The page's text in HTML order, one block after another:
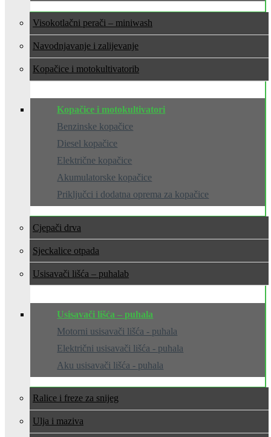
Visokotlačni perači – miniwash
Navodnjavanje i zalijevanje
Kopačice i motokultivatori
Kopačice i motokultivatori
Benzinske kopačice
Diesel kopačice
Električne kopačice
Akumulatorske kopačice
Priključci i dodatna oprema za kopačice
Cjepači drva
Sjeckalice otpada
Usisavači lišća – puhala
Usisavači lišća – puhala
Motorni usisavači lišća - puhala
Električni usisavači lišća - puhala
Aku usisavači lišća - puhala
Ralice i freze za snijeg
Ulja i maziva